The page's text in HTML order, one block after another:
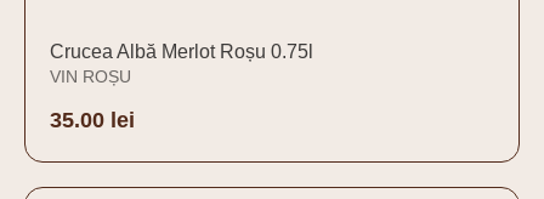
VIN ROȘU
Crucea Albă Merlot Roșu 0.75l
35.00 lei